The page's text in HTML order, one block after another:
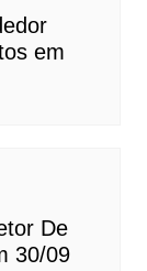
em
De
30/09